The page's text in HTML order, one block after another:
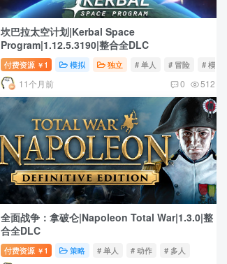
坎巴拉太空计划|Kerbal Space
Program|1.12.5.3190|整合全DLC
付费资源 ￥ 1 模拟 独立 # 单人 # 冒险 # 模拟
11个月前 0 512
全面战争：拿破仑|Napoleon Total War|1.3.0|整
合全DLC
付费资源 ￥ 1 策略 # 单人 # 动作 # 多人